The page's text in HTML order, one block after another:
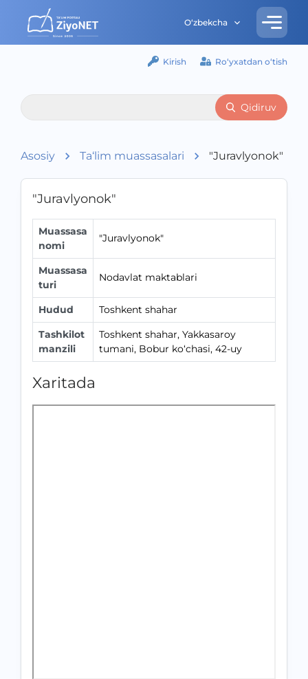
O‘zbekcha
Kirish Ro‘yxatdan o‘tish
Qidiruv
Asosiy Ta‘lim muassasalari "Juravlyonok"
"Juravlyonok"
Muassasa
nomi
"Juravlyonok"
Muassasa
turi
Nodavlat maktablari
Hudud
Toshkent shahar
Tashkilot
manzili
Toshkent shahar, Yakkasaroy
tumani, Bobur ko‘chasi, 42-uy
Xaritada